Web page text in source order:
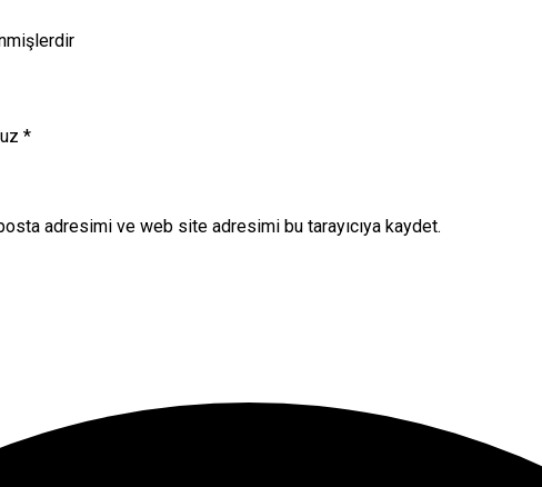
*
adresimi ve web site adresimi bu tarayıcıya kaydet.